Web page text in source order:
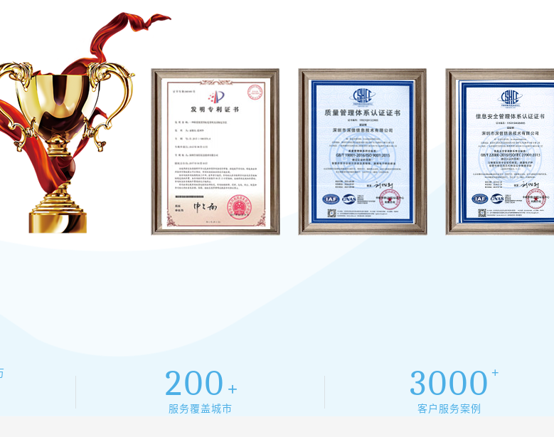
200 +
服务覆盖城市
3000 +
客户服务案例